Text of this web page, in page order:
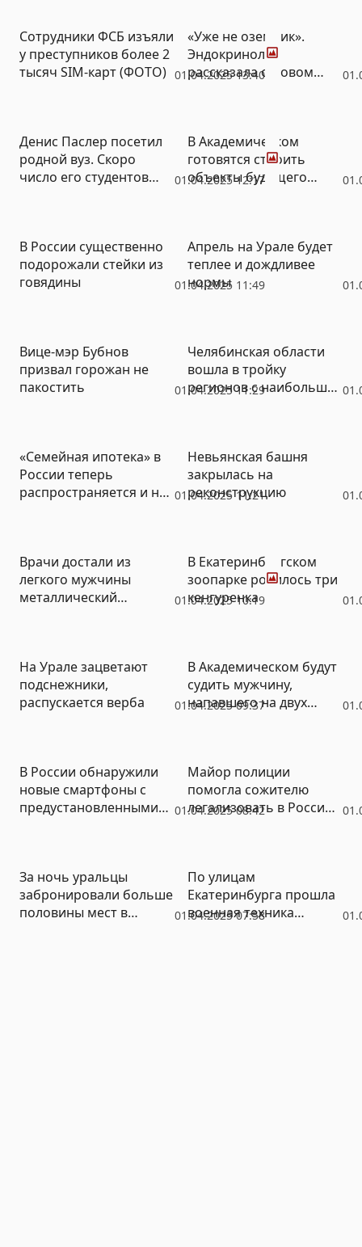
01.04.2025 13:40
Сотрудники ФСБ изъяли
у преступников более 2
тысяч SIM-карт (ФОТО)
Фото
«Уже не оземпик».
Эндокринолог
рассказала о новом
01.04.2025 12:17
Денис Паслер посетил
родной вуз. Скоро
число его студентов
Фото
В Академическом
готовятся строить
объекты будущего
01.04.2025 11:49
В России существенно
подорожали стейки из
говядины
Апрель на Урале будет
теплее и дождливее
нормы
01.04.2025 11:29
Вице-мэр Бубнов
призвал горожан не
пакостить
Челябинская области
вошла в тройку
регионов с наибольшей
01.04.2025 11:21
«Семейная ипотека» в
России теперь
распространяется и на
Невьянская башня
закрылась на
реконструкцию
01.04.2025 10:19
Врачи достали из
легкого мужчины
металлический
Фото
В Екатеринбургском
зоопарке родилось три
кенгуренка
01.04.2025 09:37
На Урале зацветают
подснежники,
распускается верба
В Академическом будут
судить мужчину,
напавшего на двух
01.04.2025 08:42
В России обнаружили
новые смартфоны с
предустановленными
Майор полиции
помогла сожителю
легализовать в России
01.04.2025 07:58
За ночь уральцы
забронировали больше
половины мест в
По улицам
Екатеринбурга прошла
военная техника